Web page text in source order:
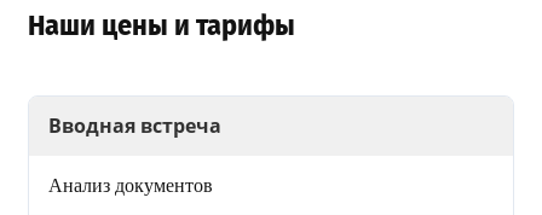
Наши цены и тарифы
Вводная встреча
Анализ документов